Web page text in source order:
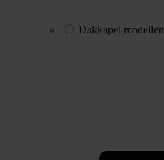
Dakkapel modellen